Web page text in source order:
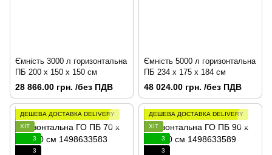
Ємність 3000 л горизонтальна
ПБ 200 х 150 х 150 см
28 866.00 грн. /без ПДВ
Ємність 5000 л горизонтальна
ПБ 234 x 175 x 184 см
48 024.00 грн. /без ПДВ
ДЕШЕВА ДОСТАВКА DELIVERY
ХІТ
3
3
ДЕШЕВА ДОСТАВКА DELIVERY
ХІТ
3
3